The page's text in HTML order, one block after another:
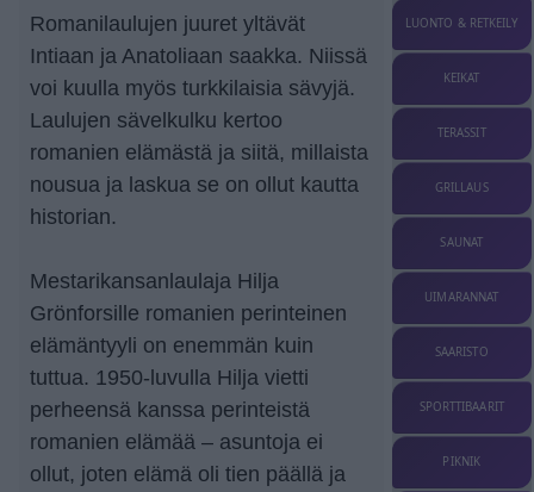
Romanilaulujen juuret yltävät
Intiaan ja Anatoliaan saakka. Niissä
voi kuulla myös turkkilaisia sävyjä.
Laulujen sävelkulku kertoo
romanien elämästä ja siitä, millaista
nousua ja laskua se on ollut kautta
historian.
Mestarikansanlaulaja Hilja
Grönforsille romanien perinteinen
elämäntyyli on enemmän kuin
tuttua. 1950-luvulla Hilja vietti
perheensä kanssa perinteistä
romanien elämää – asuntoja ei
ollut, joten elämä oli tien päällä ja
LUONTO & RETKEILY
KEIKAT
TERASSIT
GRILLAUS
SAUNAT
UIMARANNAT
SAARISTO
SPORTTIBAARIT
PIKNIK